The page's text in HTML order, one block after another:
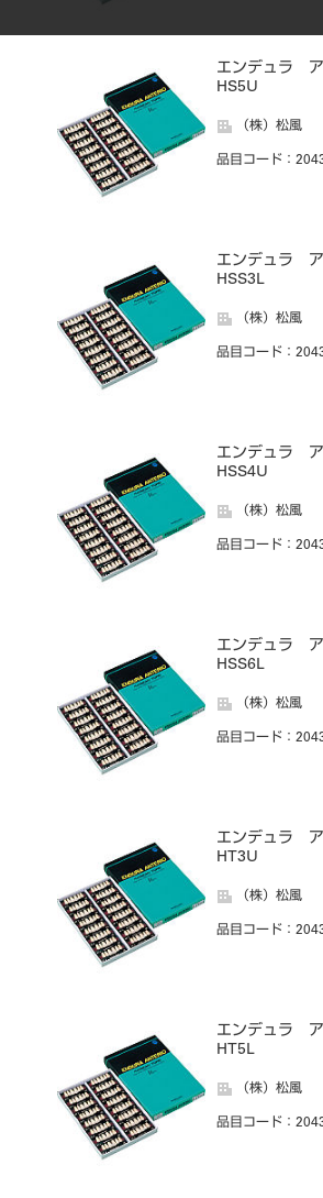
エンデュラ
HS5U
（株）松風
品目コード ：
エンデュラ
HSS3L
（株）松風
品目コード ：
エンデュラ
HSS4U
（株）松風
品目コード ：
エンデュラ
HSS6L
（株）松風
品目コード ：
エンデュラ
HT3U
（株）松風
品目コード ：
エンデュラ
HT5L
（株）松風
品目コード ：